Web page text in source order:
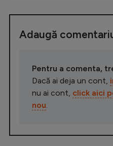
Adaugă
Pentru a comenta,
Dacă ai deja un cont,
nu ai cont, click aici
nou.